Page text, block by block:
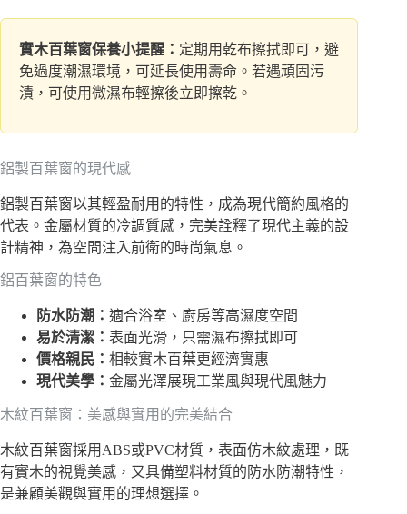
實木百葉窗保養小提醒： 定期用乾布擦拭即可，避
免過度潮濕環境，可延長使用壽命。若遇頑固污
漬，可使用微濕布輕擦後立即擦乾。
鋁製百葉窗的現代感
鋁製百葉窗以其輕盈耐用的特性，成為現代簡約風格的
代表。金屬材質的冷調質感，完美詮釋了現代主義的設
計精神，為空間注入前衛的時尚氣息。
鋁百葉窗的特色
防水防潮： 適合浴室、廚房等高濕度空間
易於清潔： 表面光滑，只需濕布擦拭即可
價格親民： 相較實木百葉更經濟實惠
現代美學： 金屬光澤展現工業風與現代風魅力
木紋百葉窗：美感與實用的完美結合
木紋百葉窗採用ABS或PVC材質，表面仿木紋處理，既
有實木的視覺美感，又具備塑料材質的防水防潮特性，
是兼顧美觀與實用的理想選擇。